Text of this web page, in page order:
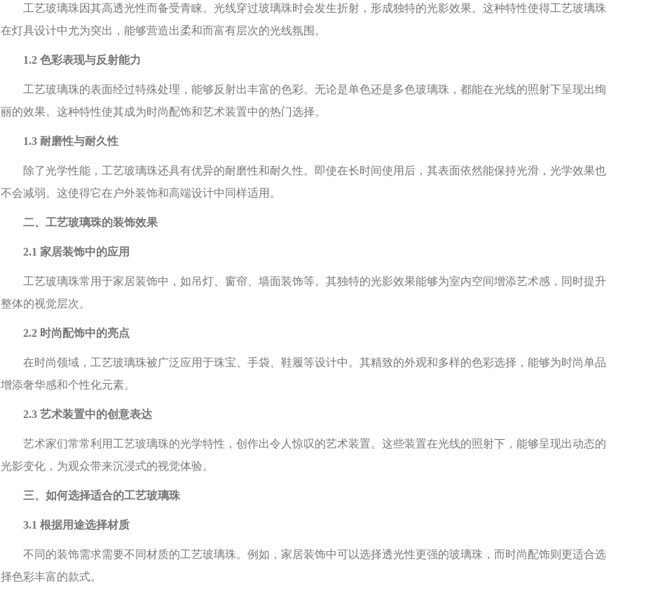
工艺玻璃珠因其高透光性而备受青睐。光线穿过玻璃珠时会发生折射，形成独特的光影效果。这种特性使得工艺玻璃珠
在灯具设计中尤为突出，能够营造出柔和而富有层次的光线氛围。
1.2 色彩表现与反射能力
工艺玻璃珠的表面经过特殊处理，能够反射出丰富的色彩。无论是单色还是多色玻璃珠，都能在光线的照射下呈现出绚
丽的效果。这种特性使其成为时尚配饰和艺术装置中的热门选择。
1.3 耐磨性与耐久性
除了光学性能，工艺玻璃珠还具有优异的耐磨性和耐久性。即使在长时间使用后，其表面依然能保持光滑，光学效果也
不会减弱。这使得它在户外装饰和高端设计中同样适用。
二、工艺玻璃珠的装饰效果
2.1 家居装饰中的应用
工艺玻璃珠常用于家居装饰中，如吊灯、窗帘、墙面装饰等。其独特的光影效果能够为室内空间增添艺术感，同时提升
整体的视觉层次。
2.2 时尚配饰中的亮点
在时尚领域，工艺玻璃珠被广泛应用于珠宝、手袋、鞋履等设计中。其精致的外观和多样的色彩选择，能够为时尚单品
增添奢华感和个性化元素。
2.3 艺术装置中的创意表达
艺术家们常常利用工艺玻璃珠的光学特性，创作出令人惊叹的艺术装置。这些装置在光线的照射下，能够呈现出动态的
光影变化，为观众带来沉浸式的视觉体验。
三、如何选择适合的工艺玻璃珠
3.1 根据用途选择材质
不同的装饰需求需要不同材质的工艺玻璃珠。例如，家居装饰中可以选择透光性更强的玻璃珠，而时尚配饰则更适合选
择色彩丰富的款式。